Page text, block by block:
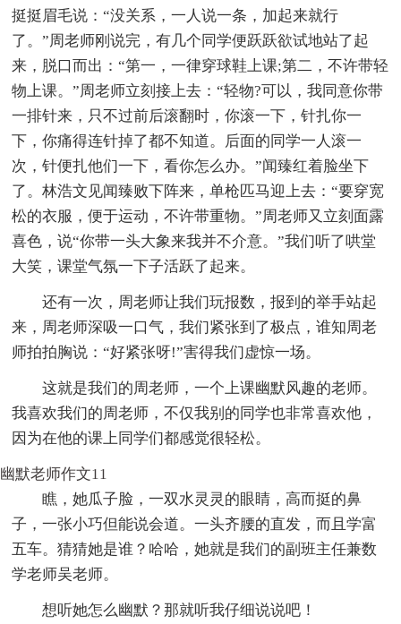
挺挺眉毛说：“没关系，一人说一条，加起来就行
了。”周老师刚说完，有几个同学便跃跃欲试地站了起
来，脱口而出：“第一，一律穿球鞋上课;第二，不许带轻
物上课。”周老师立刻接上去：“轻物?可以，我同意你带
一排针来，只不过前后滚翻时，你滚一下，针扎你一
下，你痛得连针掉了都不知道。后面的同学一人滚一
次，针便扎他们一下，看你怎么办。”闻臻红着脸坐下
了。林浩文见闻臻败下阵来，单枪匹马迎上去：“要穿宽
松的衣服，便于运动，不许带重物。”周老师又立刻面露
喜色，说“你带一头大象来我并不介意。”我们听了哄堂
大笑，课堂气氛一下子活跃了起来。
还有一次，周老师让我们玩报数，报到的举手站起
来，周老师深吸一口气，我们紧张到了极点，谁知周老
师拍拍胸说：“好紧张呀!”害得我们虚惊一场。
这就是我们的周老师，一个上课幽默风趣的老师。
我喜欢我们的周老师，不仅我别的同学也非常喜欢他，
因为在他的课上同学们都感觉很轻松。
幽默老师作文11
瞧，她瓜子脸，一双水灵灵的眼睛，高而挺的鼻
子，一张小巧但能说会道。一头齐腰的直发，而且学富
五车。猜猜她是谁？哈哈，她就是我们的副班主任兼数
学老师吴老师。
想听她怎么幽默？那就听我仔细说说吧！